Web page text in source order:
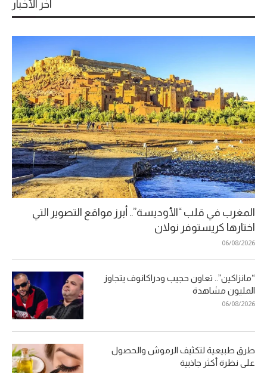
آخر الأخبار
المغرب في قلب “الأوديسة”.. أبرز مواقع التصوير التي
اختارها كريستوفر نولان
06/08/2026
“مانزاكين”.. تعاون حجيب ودراكانوف يتجاوز
المليون مشاهدة
06/08/2026
طرق طبيعية لتكثيف الرموش والحصول
على نظرة أكثر جاذبية